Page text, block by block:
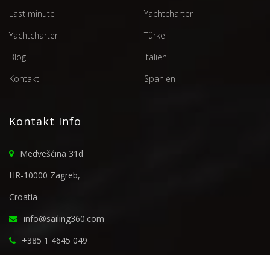
Last minute
Yachtcharter
Blog
Kontakt
Yachtcharter
Türkei
Italien
Spanien
Kontakt Info
Medvešćina 31d
HR-10000 Zagreb,
Croatia
info@sailing360.com
+385 1 4645 049